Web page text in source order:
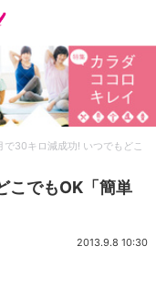
で30キロ減成功! いつでもどこ
こでもOK「簡単
2013.9.8 10:30